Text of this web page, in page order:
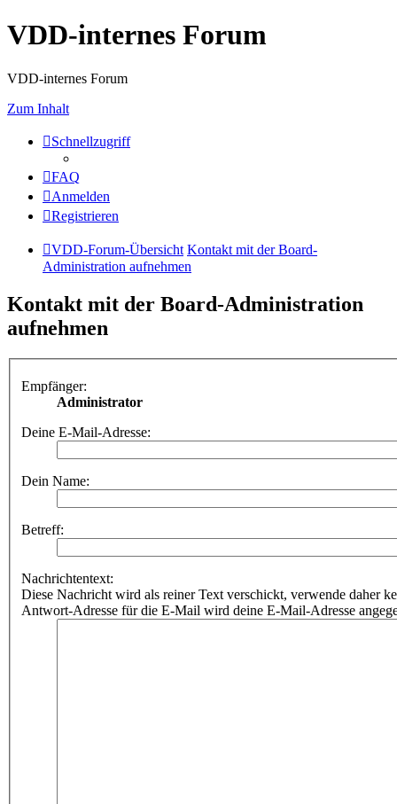
VDD-internes Forum
VDD-internes Forum
Zum Inhalt
Schnellzugriff
FAQ
Anmelden
Registrieren
VDD-Forum-Übersicht Kontakt mit der Board-
Administration aufnehmen
Kontakt mit der Board-Administration
aufnehmen
Empfänger:
Administrator
Deine E-Mail-Adresse:
Dein Name:
Betreff:
Nachrichtentext:
Diese Nachricht wird als reiner Text verschickt, verwende daher
Antwort-Adresse für die E-Mail wird deine E-Mail-Adresse